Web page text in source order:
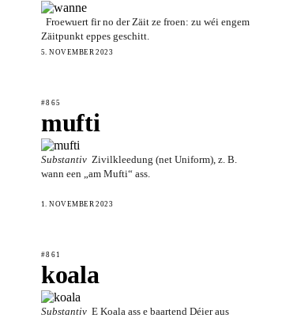
Froewuert fir no der Zäit ze froen: zu wéi engem
Zäitpunkt eppes geschitt.
5. NOVEMBER 2023
#865
mufti
Substantiv Zivilkleedung (net Uniform), z. B.
wann een „am Mufti“ ass.
1. NOVEMBER 2023
#861
koala
Substantiv E Koala ass e baartend Déier aus